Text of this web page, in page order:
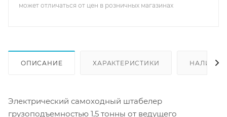
может отличаться от цен в розничных магазинах
ОПИСАНИЕ ХАРАКТЕРИСТИКИ
Электрический самоходный штабелер
грузоподъемностью 1,5 тонны от ведущего